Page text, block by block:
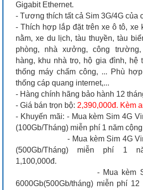
Gigabit Ethernet.
- Tương thích tất cả Sim 3G/4G của
- Thích hợp lắp đặt trên xe ô tô, xe
nằm, xe du lịch, tàu thuyền, tàu
phòng, nhà xưởng, công
hàng, khu nhà trọ, hộ gia đình, hệ
thống máy chấm công, ... Phù
thống cáp quang internet,...
- Hàng chính hãng bảo hành 12
- Giá bán trọn bộ: 2,390,000đ. Kèm
- Khuyến mãi: - Mua kèm Sim 4G
(100Gb/Tháng) miễn phí 1 năm
- Mua kèm Sim 4G
(500Gb/Tháng) miễn phí 1
1,100,000đ.
- Mua kèm Sim 4G
6000Gb(500Gb/tháng) miễn phí